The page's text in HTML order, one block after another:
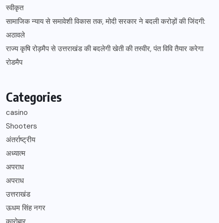
स्वीकृत
सामाजिक न्याय से समावेशी विकास तक, मोदी सरकार ने बदली करोड़ों की जिंदगी:
अठावले
राज्य कृषि रोड़मैप से उत्तराखंड की बदलेगी खेती की तस्वीर, पंत विवि तैयार करेगा
रोडमैप
Categories
casino
Shooters
अंतर्राष्ट्रीय
अध्यात्म
अपराध
अपराध
उत्तराखंड
ऊधम सिंह नगर